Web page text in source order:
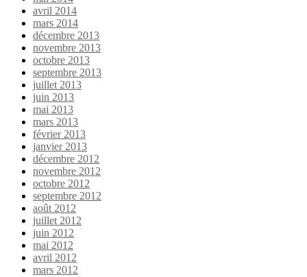
avril 2014
mars 2014
décembre 2013
novembre 2013
octobre 2013
septembre 2013
juillet 2013
juin 2013
mai 2013
mars 2013
février 2013
janvier 2013
décembre 2012
novembre 2012
octobre 2012
septembre 2012
août 2012
juillet 2012
juin 2012
mai 2012
avril 2012
mars 2012